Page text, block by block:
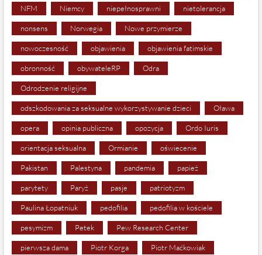
NFM Niemcy niepełnosprawni nietolerancja
nonsens Norwegia Nowe przymierze
nowoczesność objawienia objawienia fatimskie
obronność obywateleRP Odra
Odrodzenie religijne
odszkodowania za seksualne wykorzystywanie dzieci Oława
opera opinia publiczna opozycja Ordo Iuris
orientacja seksualna Ormianie oświecenie
Pakistan Palestyna pandemia papież
parytety Paryż pasje patriotyzm
Paulina Łopatniuk pedofilia pedofilia w kościele
pesymizm Petek Pew Research Center
pierwsza dama Piotr Korga Piotr Maćkowiak